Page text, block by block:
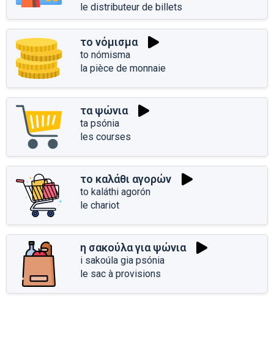
le distributeur de billets
το νόμισμα
to nómisma
la pièce de monnaie
τα ψώνια
ta psónia
les courses
το καλάθι αγορών
to kaláthi agorón
le chariot
η σακούλα για ψώνια
i sakoúla gia psónia
le sac à provisions